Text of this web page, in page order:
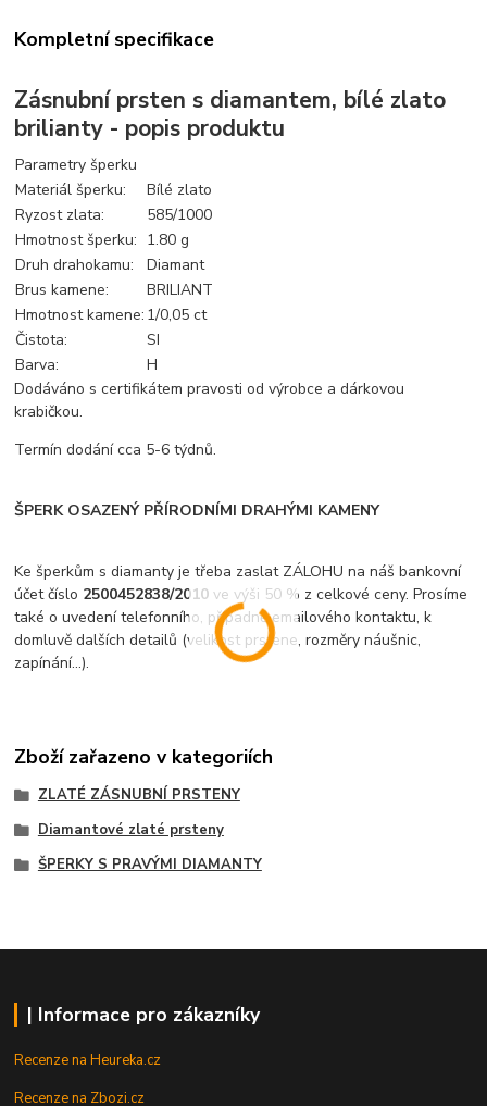
Kompletní specifikace
Zásnubní prsten s diamantem, bílé zlato
brilianty - popis produktu
Parametry šperku
Materiál šperku:
Bílé zlato
Ryzost zlata:
585/1000
Hmotnost šperku: 1.80 g
Druh drahokamu:
Diamant
Brus kamene:
BRILIANT
Hmotnost kamene: 1/0,05 ct
Čistota:
SI
Barva:
H
Dodáváno s certifikátem pravosti od výrobce a dárkovou
krabičkou.
Termín dodání cca 5-6 týdnů.
ŠPERK OSAZENÝ PŘÍRODNÍMI DRAHÝMI KAMENY
Ke šperkům s diamanty je třeba zaslat ZÁLOHU na náš bankovní
účet číslo 2500452838/2010 ve výši 50 % z celkové ceny. Prosíme
také o uvedení telefonního, případně emailového kontaktu, k
domluvě dalších detailů (velikost prstene, rozměry náušnic,
zapínání...).
Zboží zařazeno v kategoriích
ZLATÉ ZÁSNUBNÍ PRSTENY
Diamantové zlaté prsteny
ŠPERKY S PRAVÝMI DIAMANTY
| Informace pro zákazníky
Recenze na Heureka.cz
Recenze na Zbozi.cz